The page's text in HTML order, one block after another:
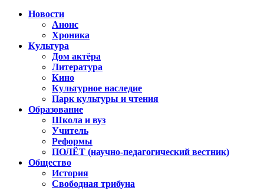
Новости
Анонс
Хроника
Культура
Дом актёра
Литература
Кино
Культурное наследие
Парк культуры и чтения
Образование
Школа и вуз
Учитель
Реформы
ПОЛЁТ (научно-педагогический вестник)
Общество
История
Свободная трибуна